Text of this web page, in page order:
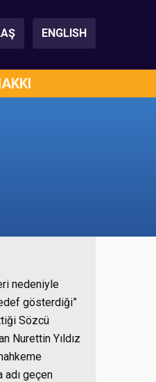
ENGLISH
nedeniyle
gösterdiği”
Sözcü
Nurettin Yıldız
adı geçen